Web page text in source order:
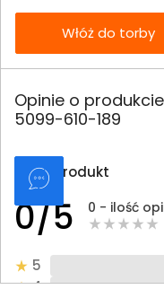
Włóż do torby
Opinie o
5099-610-189
Oceń produkt
0/5 0 - ilość
5
4